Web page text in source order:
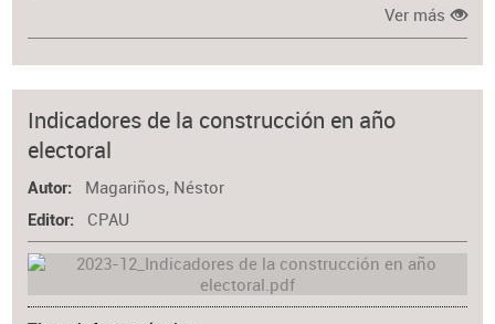
Ver más
Indicadores de la construcción en año
electoral
Autor Magariños, Néstor
Editor CPAU